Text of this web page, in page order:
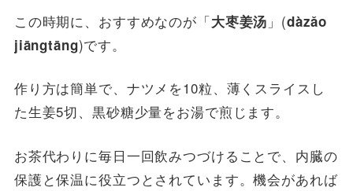
この時期に、おすすめなのが「大枣姜汤 」(dàzǎo
jiāngtāng)です。
作り方は簡単で、ナツメを10粒、薄くスライスし
た生姜5切、黒砂糖少量をお湯で煎じます。
お茶代わりに毎日一回飲みつづけることで、内臓の
保護と保温に役立つとされています。機会があれば